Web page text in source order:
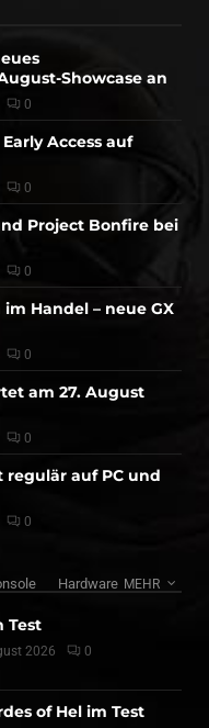
Showcase an
0
Access auf
0
Project Bonfire bei
0
Handel – neue GX
0
am 27. August
0
regulär auf PC und
0
Hardware MEHR
Test
2026 0
of Hel im Test